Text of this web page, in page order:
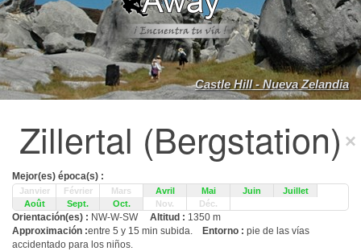
Castle Hill - Nueva Zelandia
Zillertal (Bergstation)
Mejor(es) época(s) :
Janvier Février Mars Avril Mai Juin
Juillet
Août
Sept. Oct. Nov. Déc.
Orientación(es) : NW-W-SW Altitud : 1350 m
Approximación :entre 5 y 15 min subida. Entorno : pie de las vías
accidentado para los niños.